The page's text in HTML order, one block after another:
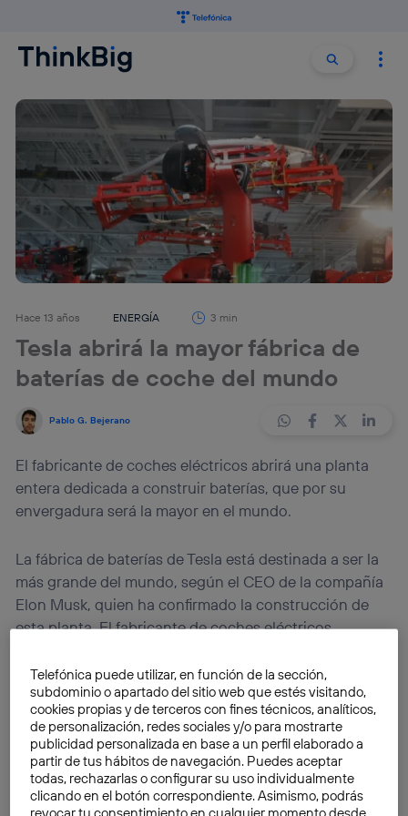
Buscar
Hace 13 años ENERGÍA 3 min
Tesla abrirá la mayor fábrica de
baterías de coche del mundo
Pablo G. Bejerano
El fabricante de coches eléctricos abrirá una planta
entera dedicada a construir baterías, que por su
envergadura será la mayor en el mundo.
La fábrica de baterías de Tesla está destinada a ser la
más grande del mundo, según el CEO de la compañía
Elon Musk, quien ha confirmado la construcción de
esta planta. El fabricante de coches eléctricos
producción de sus vehículos y ésta es razón suficiente
para levantar su propia planta. Lo harán en asociación
con otras compañías, y entre los socios que se barajan
el que suena con más fuerza esPanasonic. No es lo
único que está sin concretar,la localización de las
instalaciones tampoco está aún definida, pues hay
distintas ubicaciones sobre la mesa.
Telefónica puede utilizar, en función de la sección,
subdominio o apartado del sitio web que estés visitando,
cookies propias y de terceros con fines técnicos, analíticos,
de personalización, redes sociales y/o para mostrarte
publicidad personalizada en base a un perfil elaborado a
partir de tus hábitos de navegación. Puedes aceptar
todas, rechazarlas o configurar su uso individualmente
clicando en el botón correspondiente. Asimismo, podrás